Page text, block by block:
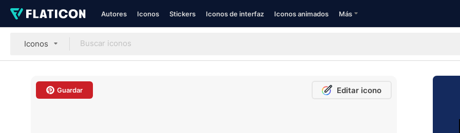
Autores Iconos Stickers Iconos de interfaz Iconos animados Más
Iconos
Guardar Editar icono